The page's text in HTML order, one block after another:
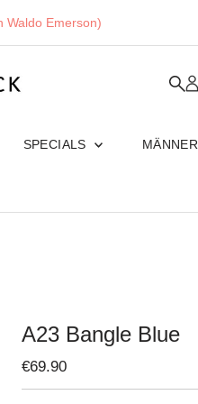
Waldo Emerson)
SPECIALS MÄNNER
A23 Bangle Blue
Regulärer
Preis
€69.90